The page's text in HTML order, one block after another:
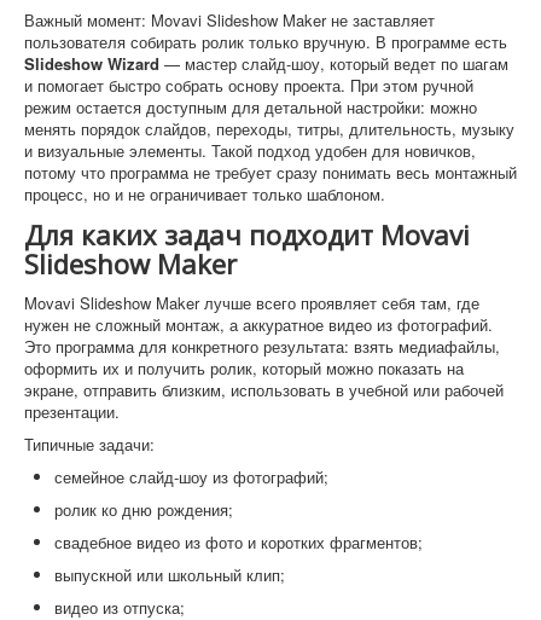
Важный момент: Movavi Slideshow Maker не заставляет
пользователя собирать ролик только вручную. В программе есть
Slideshow Wizard — мастер слайд-шоу, который ведет по шагам
и помогает быстро собрать основу проекта. При этом ручной
режим остается доступным для детальной настройки: можно
менять порядок слайдов, переходы, титры, длительность, музыку
и визуальные элементы. Такой подход удобен для новичков,
потому что программа не требует сразу понимать весь монтажный
процесс, но и не ограничивает только шаблоном.
Для каких задач подходит Movavi
Slideshow Maker
Movavi Slideshow Maker лучше всего проявляет себя там, где
нужен не сложный монтаж, а аккуратное видео из фотографий.
Это программа для конкретного результата: взять медиафайлы,
оформить их и получить ролик, который можно показать на
экране, отправить близким, использовать в учебной или рабочей
презентации.
Типичные задачи:
семейное слайд-шоу из фотографий;
ролик ко дню рождения;
свадебное видео из фото и коротких фрагментов;
выпускной или школьный клип;
видео из отпуска;